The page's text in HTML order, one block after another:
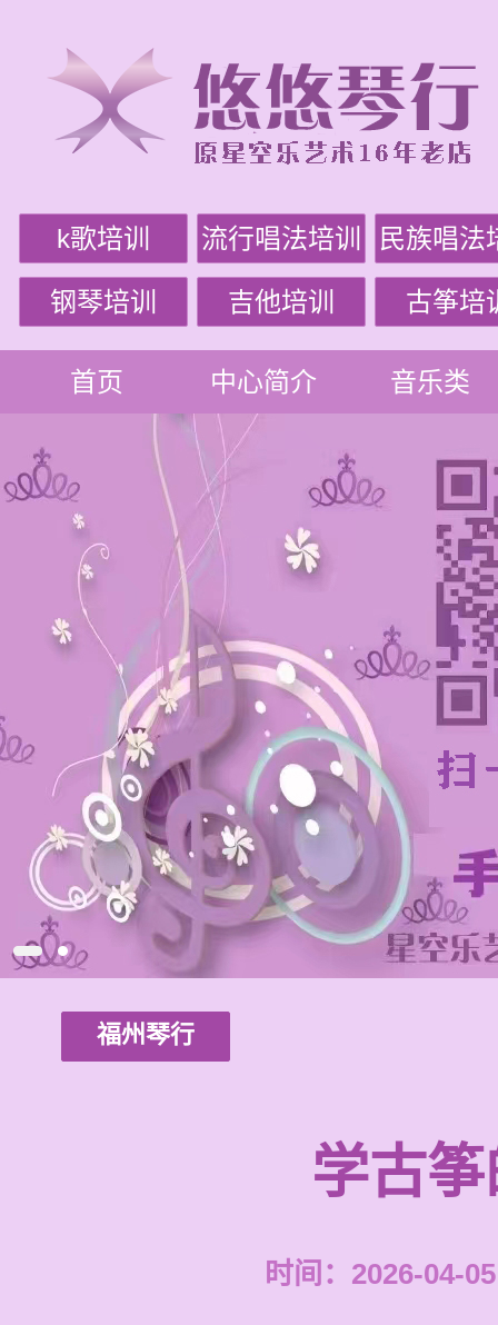
k歌培训 流行唱法培训 民族唱法
钢琴培训 吉他培训 古筝培
首页 中心简介 音乐类
福州琴行
学古
时间：2026-04-